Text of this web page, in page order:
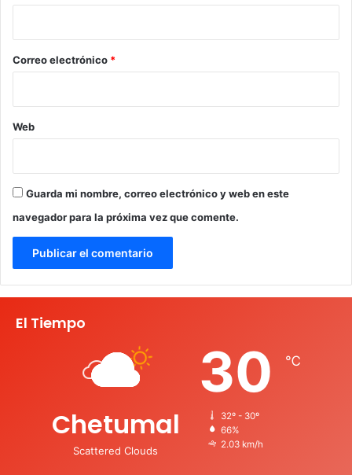
*
Correo electrónico *
Web
Guarda mi nombre, correo electrónico y web en este
navegador para la próxima vez que comente.
El Tiempo
Chetumal
Scattered Clouds
30 ℃
32º - 30º
66%
2.03 km/h